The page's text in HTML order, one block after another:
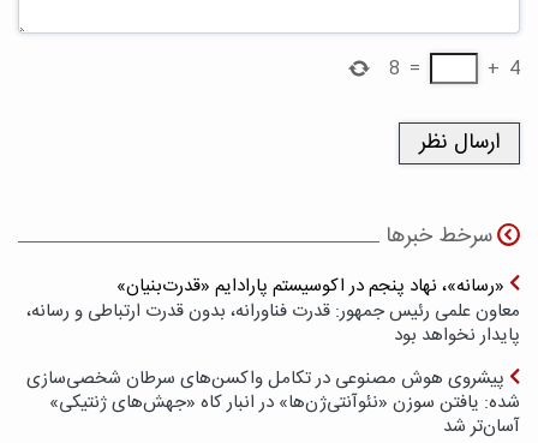
4
+
=
8
سرخط خبرها
«رسانه»، نهاد پنجم در اکوسیستم پارادایم «قدرت‌بنیان»
معاون علمی رئیس جمهور: قدرت فناورانه، بدون قدرت ارتباطی و رسانه،
پایدار نخواهد بود
پیشروی هوش مصنوعی در تکامل واکسن‌های سرطان شخصی‌سازی
شده: یافتن سوزن «نئوآنتی‌ژن‌ها» در انبار کاه «جهش‌های ژنتیکی»
آسان‌تر شد